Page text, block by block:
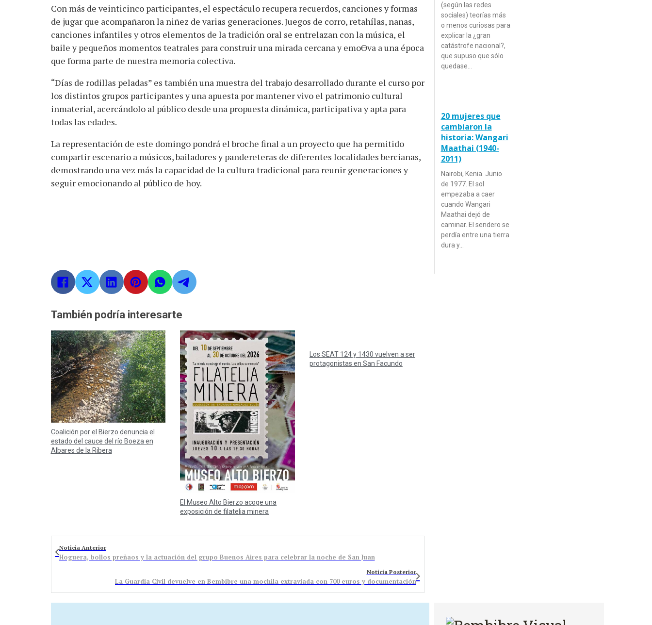
Con más de veinticinco participantes, el espectáculo recupera recuerdos, canciones y formas
de jugar que acompañaron la niñez de varias generaciones. Juegos de corro, retahílas, nanas,
canciones infantiles y otros elementos de la tradición oral se entrelazan con la música, el
baile y pequeños momentos teatrales para construir una mirada cercana y emoƟva a una época
que forma parte de nuestra memoria colectiva.
“Días de rodillas peladas” es también una muestra del trabajo desarrollado durante el curso por
los distintos grupos participantes y una apuesta por mantener vivo el patrimonio cultural
inmaterial, acercándolo al público desde una propuesta dinámica, participativa y apta para
todas las edades.
La representación de este domingo pondrá el broche final a un proyecto que ha permitido
compartir escenario a músicos, bailadores y pandereteras de diferentes localidades bercianas,
demostrando una vez más la capacidad de la cultura tradicional para reunir generaciones y
seguir emocionando al público de hoy.
También podría interesarte
Coalición por el Bierzo denuncia el
estado del cauce del río Boeza en
Albares de la Ribera
El Museo Alto Bierzo acoge una
exposición de filatelia minera
Los SEAT 124 y 1430 vuelven a ser
protagonistas en San Facundo
Noticia Anterior
Hoguera, bollos preñaos y la actuación del grupo Buenos Aires para celebrar la noche de San Juan
Noticia Posterior
La Guardia Civil devuelve en Bembibre una mochila extraviada con 700 euros y documentación
(según las redes
sociales) teorías más
o menos curiosas para
explicar la ¿gran
catástrofe nacional?,
que supuso que sólo
quedase…
20 mujeres que
cambiaron la
historia: Wangari
Maathai (1940-
2011)
Nairobi, Kenia. Junio
de 1977. El sol
empezaba a caer
cuando Wangari
Maathai dejó de
caminar. El sendero se
perdía entre una tierra
dura y…